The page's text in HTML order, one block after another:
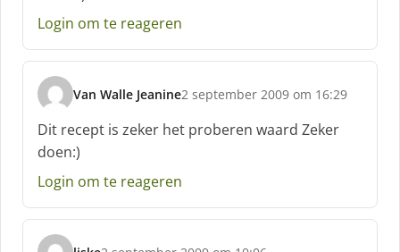
r
e
f
:
Login om te reageren
Van Walle Jeanine
s
c
h
r
e
f
2 september 2009 om 16:29
Dit recept is zeker het proberen waard Zeker
doen:)
Login om te reageren